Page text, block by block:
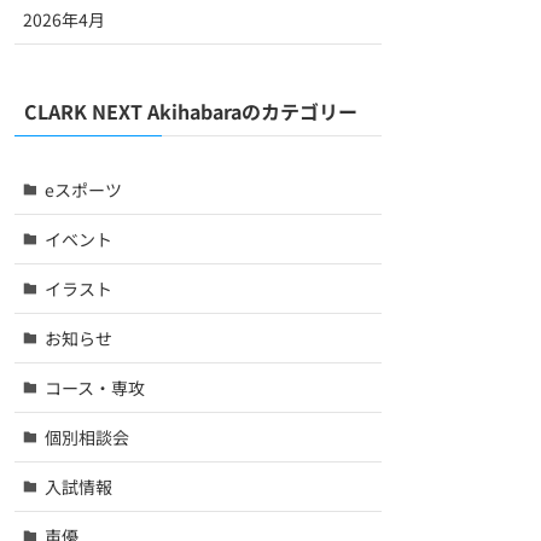
2026年4月
CLARK NEXT Akihabaraのカテゴリー
eスポーツ
イベント
イラスト
お知らせ
コース・専攻
個別相談会
入試情報
声優